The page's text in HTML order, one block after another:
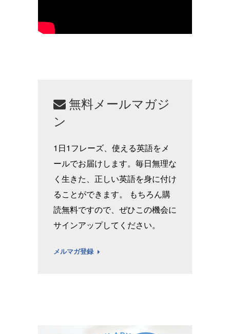
無料メールマガジ
ン
1日1フレーズ、使える英語をメ
ールでお届けします。毎日無理な
く生きた、正しい英語を身に付け
ることができます。 もちろん購
読無料ですので、ぜひこの機会に
サインアップしてください。
メルマガ登録